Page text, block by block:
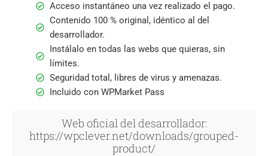
Acceso instantáneo una vez realizado el pago.
Contenido 100 % original, idéntico al del
desarrollador.
Instálalo en todas las webs que quieras, sin
límites.
Seguridad total, libres de virus y amenazas.
Incluido con WPMarket Pass
Web oficial del desarrollador:
https://wpclever.net/downloads/grouped-
product/